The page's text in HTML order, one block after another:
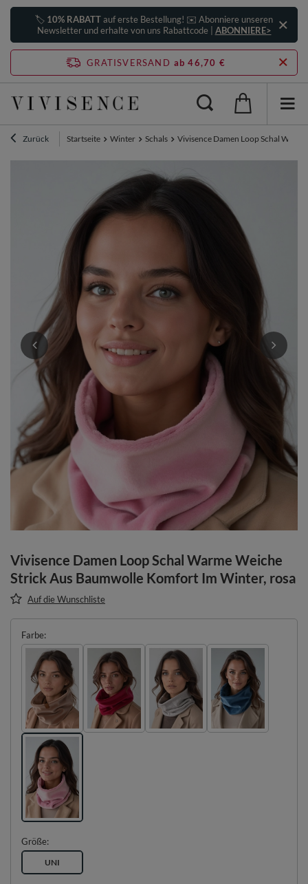
🏷️ 10% RABATTauf erste Bestellung! ✉️ Abonniere unseren
Newsletter und erhalte von uns Rabattcode | ABONNIERE>
GRATISVERSAND ab 46,70 €
Zurück Startseite Winter Schals Vivisence Damen Loop Schal
Vivisence Damen Loop Schal Warme Weiche
Strick Aus Baumwolle Komfort Im Winter, rosa
Auf die Wunschliste
Farbe
Größe
UNI